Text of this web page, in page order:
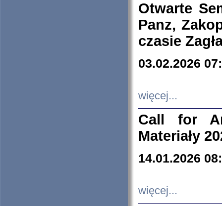
Otwarte
Panz,
czasie
03.02.2026
więcej...
Call for
Materiały
14.01.2026
więcej...